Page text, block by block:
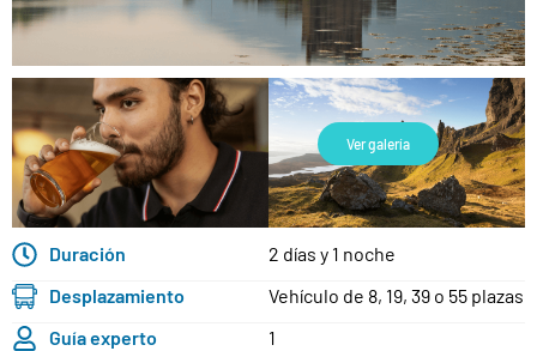
Ver galería
Duración
2 días y 1 noche
Desplazamiento
Vehículo de 8, 19, 39 o 55 plazas
Guía experto
1